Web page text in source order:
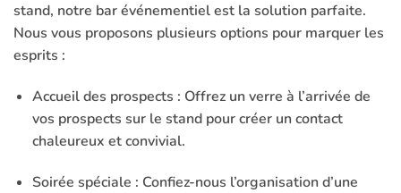
stand, notre bar événementielest la solution parfaite.
Nous vous proposons plusieurs options pour marquer les
esprits :
Accueil des prospects : Offrez un verre à l’arrivée de
vos prospects sur le stand pour créer un contact
chaleureux et convivial.
Soirée spéciale : Confiez-nous l’organisation d’une